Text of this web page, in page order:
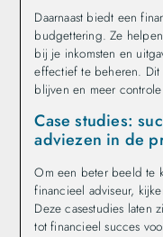
Daarnaast biedt een
budgettering. Ze
bij je inkomsten en
effectief te beheren.
blijven en meer
Case studies:
adviezen in de
Om een beter beeld te
financieel adviseur,
Deze casestudies laten
tot financieel succes